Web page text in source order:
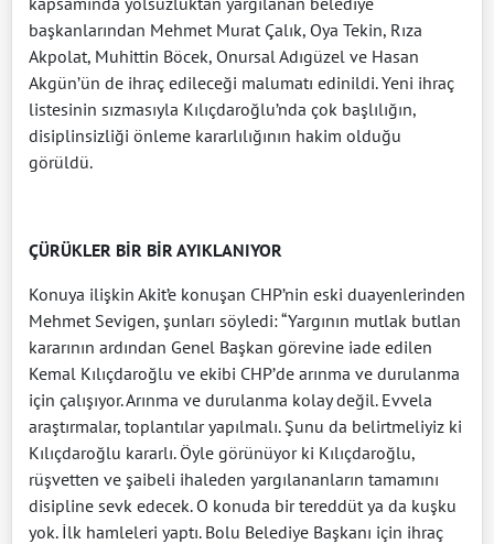
başkanlarından Mehmet Murat Çalık, Oya Tekin, Rıza
Akpolat, Muhittin Böcek, Onursal Adıgüzel ve Hasan
Akgün’ün de ihraç edileceği malumatı edinildi. Yeni ihraç
listesinin sızmasıyla Kılıçdaroğlu’nda çok başlılığın,
disiplinsizliği önleme kararlılığının hakim olduğu
görüldü.
ÇÜRÜKLER BİR BİR AYIKLANIYOR
Konuya ilişkin Akit’e konuşan CHP’nin eski duayenlerinden
Mehmet Sevigen, şunları söyledi: “Yargının mutlak butlan
kararının ardından Genel Başkan görevine iade edilen
Kemal Kılıçdaroğlu ve ekibi CHP’de arınma ve durulanma
için çalışıyor. Arınma ve durulanma kolay değil. Evvela
araştırmalar, toplantılar yapılmalı. Şunu da belirtmeliyiz ki
Kılıçdaroğlu kararlı. Öyle görünüyor ki Kılıçdaroğlu,
rüşvetten ve şaibeli ihaleden yargılananların tamamını
disipline sevk edecek. O konuda bir tereddüt ya da kuşku
yok. İlk hamleleri yaptı. Bolu Belediye Başkanı için ihraç